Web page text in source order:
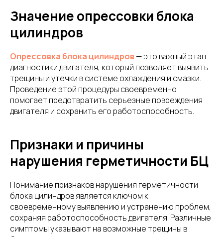
Значение опрессовки блока
цилиндров
Опрессовка блока цилиндров — это важный этап
диагностики двигателя, который позволяет выявить
трещины и утечки в системе охлаждения и смазки.
Проведение этой процедуры своевременно
помогает предотвратить серьезные повреждения
двигателя и сохранить его работоспособность.
Признаки и причины
нарушения герметичности БЦ
Понимание признаков нарушения герметичности
блока цилиндров является ключом к
своевременному выявлению и устранению проблем,
сохраняя работоспособность двигателя. Различные
симптомы указывают на возможные трещины в